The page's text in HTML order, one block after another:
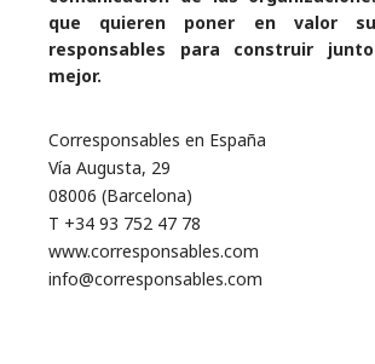
que quieren poner en valor
responsables para construir
mejor.
Corresponsables en España
Vía Augusta, 29
08006 (Barcelona)
T +34 93 752 47 78
www.corresponsables.com
info@corresponsables.com